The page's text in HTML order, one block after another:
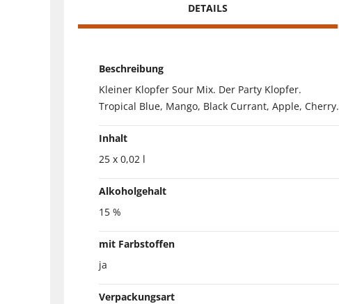
DETAILS
Beschreibung
Kleiner Klopfer Sour Mix. Der Party Klopfer.
Tropical Blue, Mango, Black Currant, Apple, Cherry.
Inhalt
25 x 0,02 l
Alkoholgehalt
15 %
mit Farbstoffen
ja
Verpackungsart